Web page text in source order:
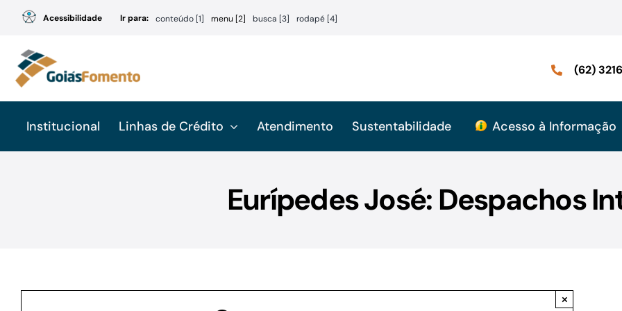
conteúdo
Acessibilidade Ir para: conteúdo [1] menu [2] busca [3] rodapé [4]
(62)
Institucional Linhas de Crédito Atendimento Sustentabilidade Acesso à Informação
Eurípedes José: Despachos
×